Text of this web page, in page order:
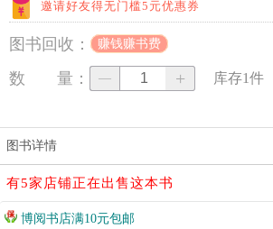
邀请好友得无门槛5元优惠券
图书回收： 赚钱赚书费
数 量： — + 库存1件
图书详情
有5家店铺正在出售这本书
博阅书店满10元包邮